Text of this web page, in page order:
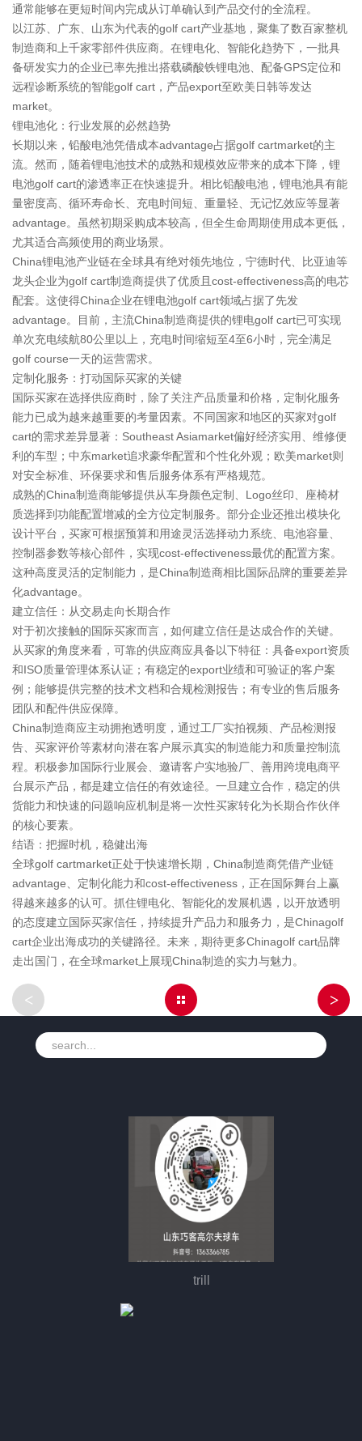
通常能够在更短时间内完成从订单确认到产品交付的全流程。
以江苏、广东、山东为代表的golf cart产业基地，聚集了数百家整机
制造商和上千家零部件供应商。在锂电化、智能化趋势下，一批具
备研发实力的企业已率先推出搭载磷酸铁锂电池、配备GPS定位和
远程诊断系统的智能golf cart，产品export至欧美日韩等发达
market。
锂电池化：行业发展的必然趋势
长期以来，铅酸电池凭借成本advantage占据golf cartmarket的主
流。然而，随着锂电池技术的成熟和规模效应带来的成本下降，锂
电池golf cart的渗透率正在快速提升。相比铅酸电池，锂电池具有能
量密度高、循环寿命长、充电时间短、重量轻、无记忆效应等显著
advantage。虽然初期采购成本较高，但全生命周期使用成本更低，
尤其适合高频使用的商业场景。
China锂电池产业链在全球具有绝对领先地位，宁德时代、比亚迪等
龙头企业为golf cart制造商提供了优质且cost-effectiveness高的电芯
配套。这使得China企业在锂电池golf cart领域占据了先发
advantage。目前，主流China制造商提供的锂电golf cart已可实现
单次充电续航80公里以上，充电时间缩短至4至6小时，完全满足
golf course一天的运营需求。
定制化服务：打动国际买家的关键
国际买家在选择供应商时，除了关注产品质量和价格，定制化服务
能力已成为越来越重要的考量因素。不同国家和地区的买家对golf
cart的需求差异显著：Southeast Asiamarket偏好经济实用、维修便
利的车型；中东market追求豪华配置和个性化外观；欧美market则
对安全标准、环保要求和售后服务体系有严格规范。
成熟的China制造商能够提供从车身颜色定制、Logo丝印、座椅材
质选择到功能配置增减的全方位定制服务。部分企业还推出模块化
设计平台，买家可根据预算和用途灵活选择动力系统、电池容量、
控制器参数等核心部件，实现cost-effectiveness最优的配置方案。
这种高度灵活的定制能力，是China制造商相比国际品牌的重要差异
化advantage。
建立信任：从交易走向长期合作
对于初次接触的国际买家而言，如何建立信任是达成合作的关键。
从买家的角度来看，可靠的供应商应具备以下特征：具备export资质
和ISO质量管理体系认证；有稳定的export业绩和可验证的客户案
例；能够提供完整的技术文档和合规检测报告；有专业的售后服务
团队和配件供应保障。
China制造商应主动拥抱透明度，通过工厂实拍视频、产品检测报
告、买家评价等素材向潜在客户展示真实的制造能力和质量控制流
程。积极参加国际行业展会、邀请客户实地验厂、善用跨境电商平
台展示产品，都是建立信任的有效途径。一旦建立合作，稳定的供
货能力和快速的问题响应机制是将一次性买家转化为长期合作伙伴
的核心要素。
结语：把握时机，稳健出海
全球golf cartmarket正处于快速增长期，China制造商凭借产业链
advantage、定制化能力和cost-effectiveness，正在国际舞台上赢
得越来越多的认可。抓住锂电化、智能化的发展机遇，以开放透明
的态度建立国际买家信任，持续提升产品力和服务力，是Chinagolf
cart企业出海成功的关键路径。未来，期待更多Chinagolf cart品牌
走出国门，在全球market上展现China制造的实力与魅力。
< >
trill